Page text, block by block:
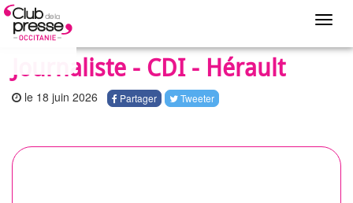
Journaliste - CDI - Hérault
le 18 juin 2026 Partager Tweeter